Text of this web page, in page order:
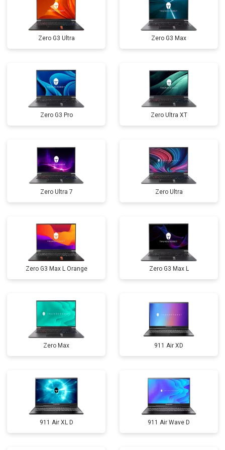
Замена оперативной памяти от 1100 ₽ Заказать
Прошивка BIOS от 1500 ₽ Заказать
Замена северного моста от 3500 ₽
Zero G3 Ultra Zero G3 Max
Zero G3 Pro Zero Ultra XT
Zero Ultra 7 Zero Ultra
Zero G3 Max L Orange Zero G3 Max L
Zero Max 911 Air XD
911 Air XL D 911 Air Wave D